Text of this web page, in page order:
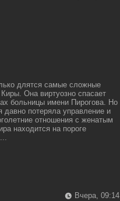
длятся самые сложные
Она виртуозно спасает
больницы имени Пирогова. Но
давно потеряла управление и
отношения с женатым
находится на пороге
Вчера, 09:14